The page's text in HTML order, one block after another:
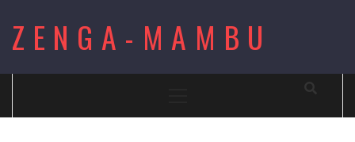
content
ZENGA-MAMBU